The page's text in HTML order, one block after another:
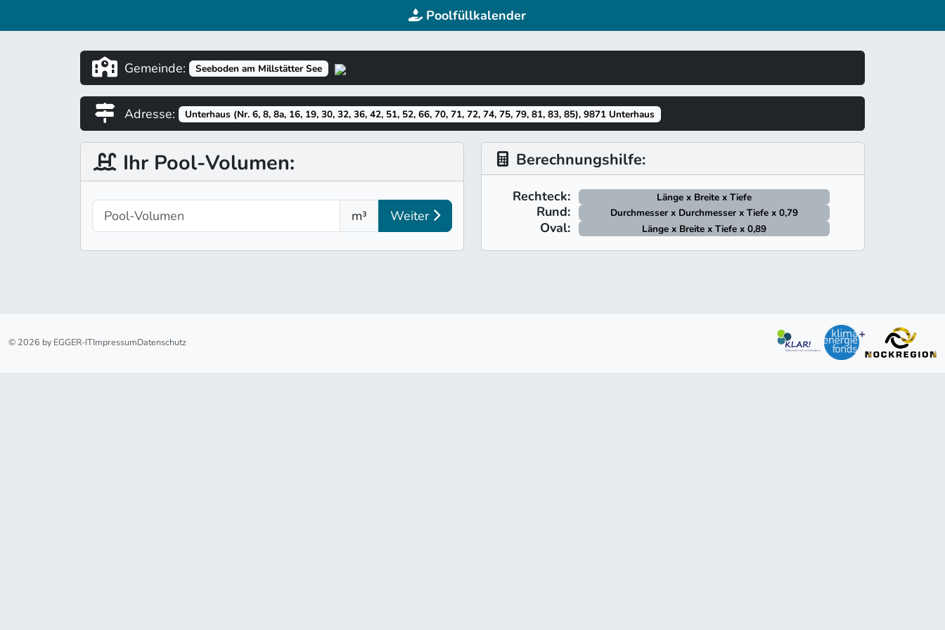
Poolfüllkalender
Gemeinde: Seeboden am Millstätter See
Adresse: Unterhaus (Nr. 6, 8, 8a, 16, 19, 30, 32, 36, 42, 51, 52, 66, 70, 71, 72, 74, 75, 79, 81, 83, 85), 9871 Unterhaus
Ihr Pool-Volumen:
m³ Weiter
Berechnungshilfe:
Rechteck: Länge x Breite x Tiefe
Rund: Durchmesser x Durchmesser x Tiefe x 0,79
Oval: Länge x Breite x Tiefe x 0,89
© 2026 by EGGER-ITImpressumDatenschutz